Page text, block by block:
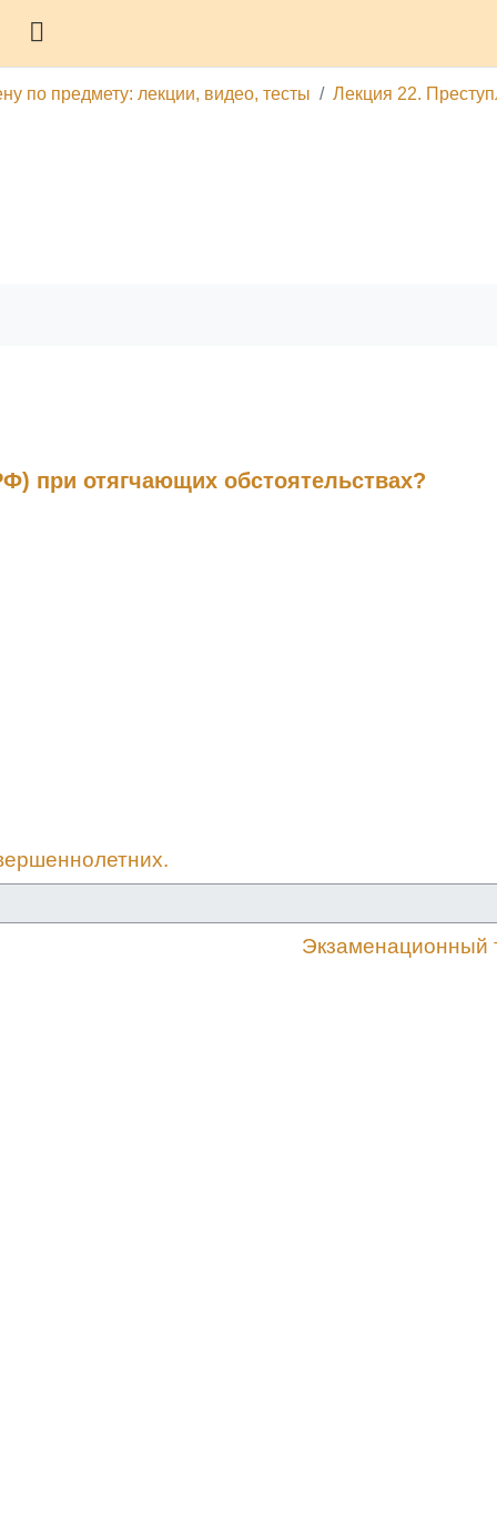
по предмету: лекции, видео, тесты Лекция 22.
при отягчающих обстоятельствах?
Экзаменационный